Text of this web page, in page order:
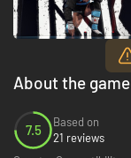
About the game
7.5
Based on
21 reviews